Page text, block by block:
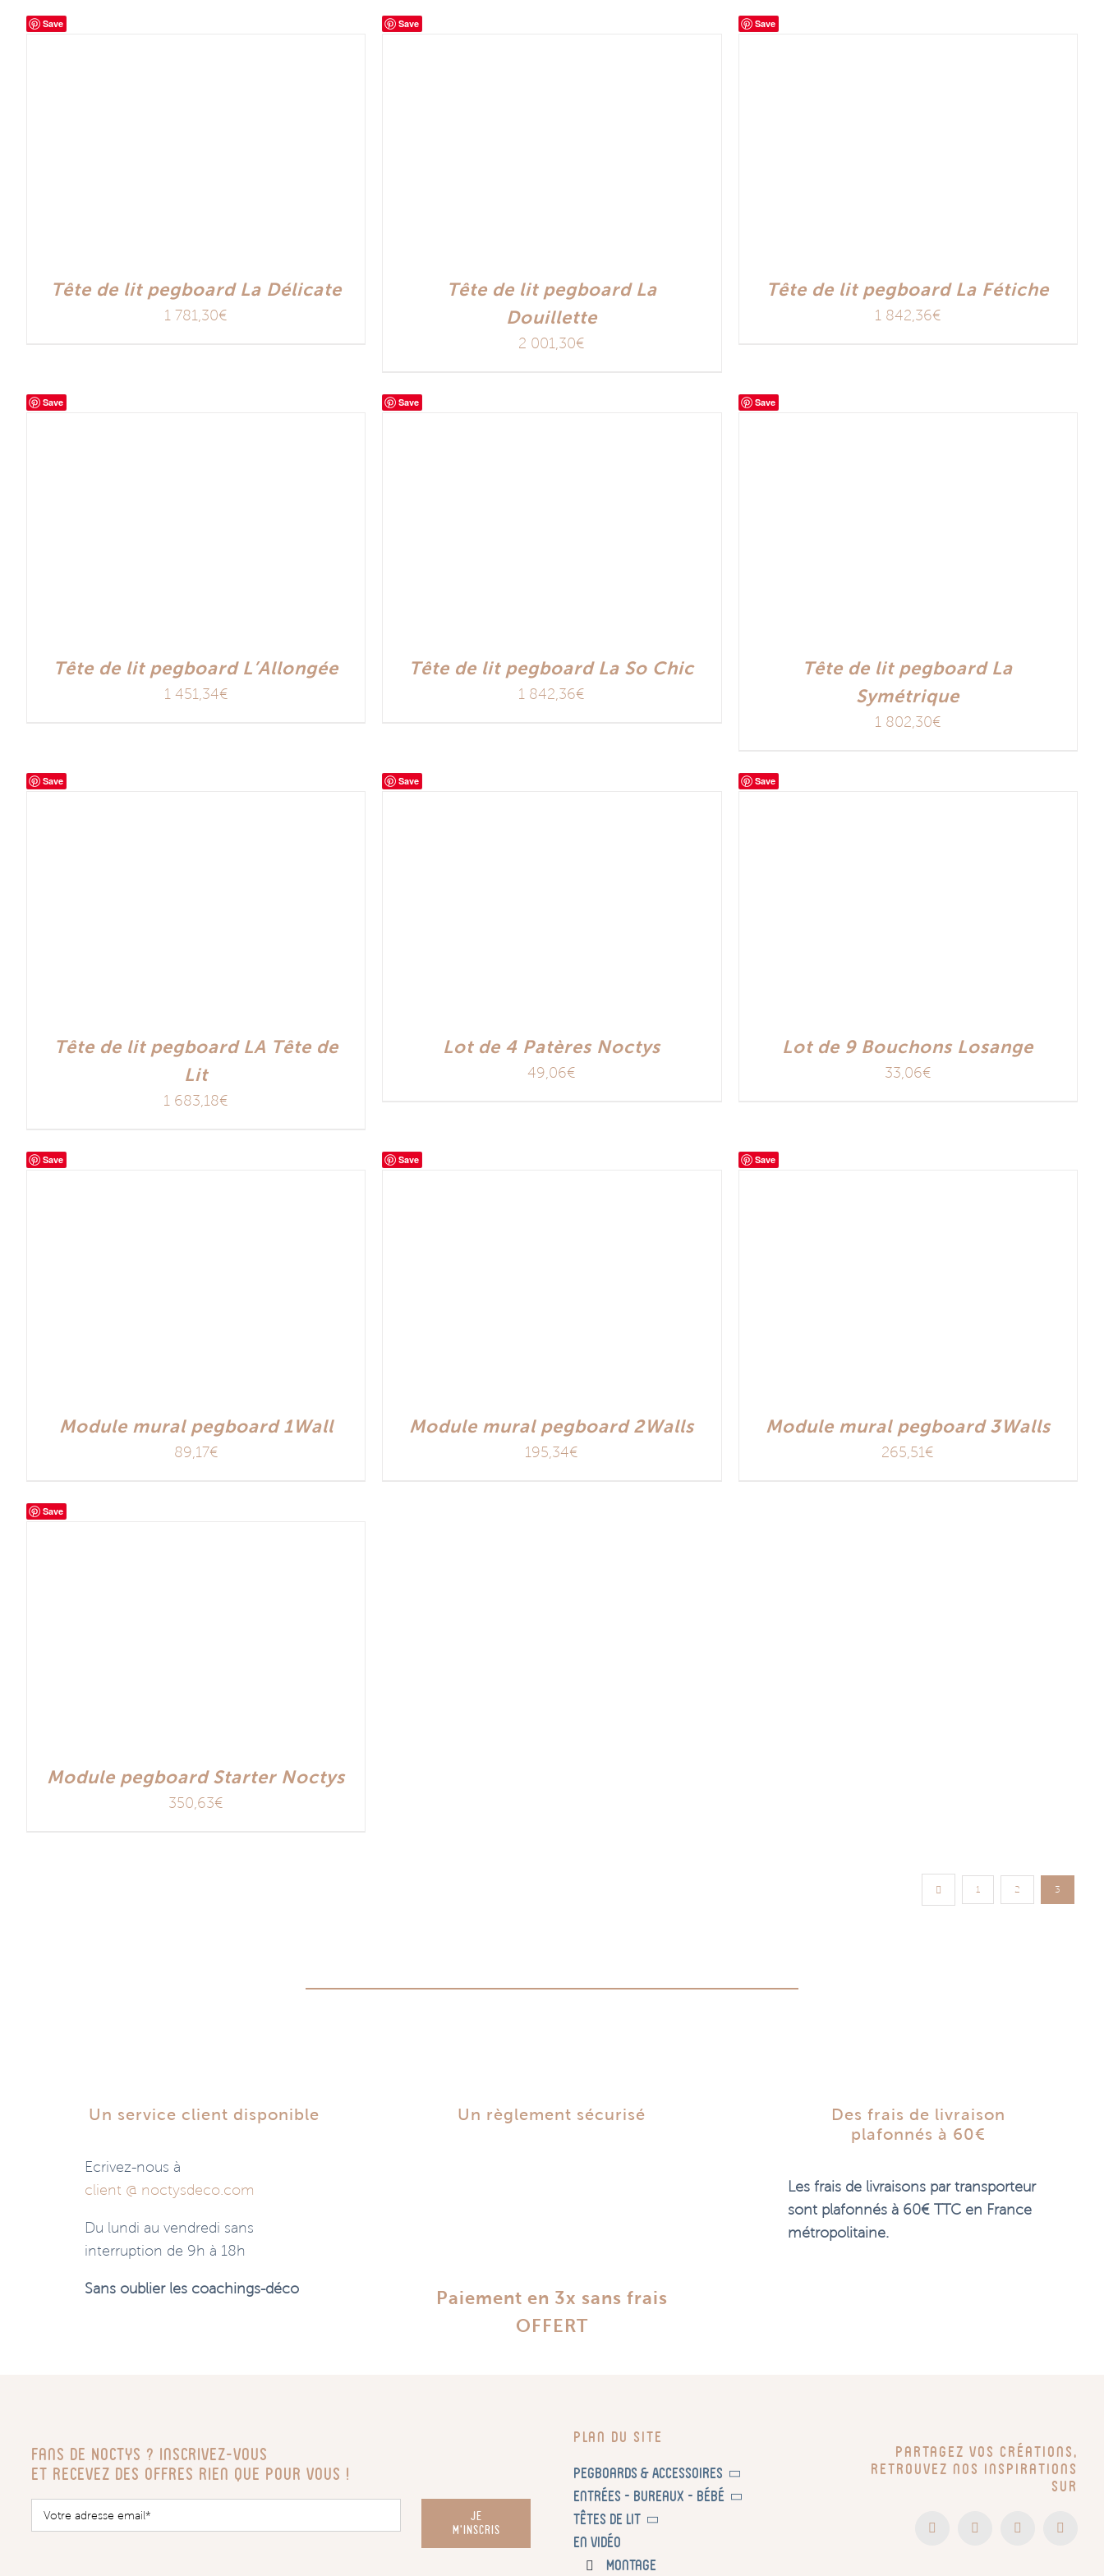
Save
Tête de lit pegboard La Délicate
1 781,30€
Save
Tête de lit pegboard La
Douillette
2 001,30€
Save
Tête de lit pegboard La Fétiche
1 842,36€
Save
Tête de lit pegboard L’Allongée
1 451,34€
Save
Tête de lit pegboard La So Chic
1 842,36€
Save
Tête de lit pegboard La
Symétrique
1 802,30€
Save
Tête de lit pegboard LA Tête de
Lit
1 683,18€
Save
Lot de 4 Patères Noctys
49,06€
Save
Lot de 9 Bouchons Losange
33,06€
Save
Module mural pegboard 1Wall
89,17€
Save
Module mural pegboard 2Walls
195,34€
Save
Module mural pegboard 3Walls
265,51 €
Save
Module pegboard Starter Noctys
350,63€
1 2 3
Un service client disponible
Ecrivez-nous à
client @ noctysdeco.com
Du lundi au vendredi sans
interruption de 9h à 18h
Sans oublier les coachings-déco
Un règlement sécurisé
Paiement en 3x sans frais
OFFERT
Des frais de livraison
plafonnés à 60€
Les frais de livraisons par transporteur
sont plafonnés à 60€ TTC en France
métropolitaine.
Fans de Noctys ? Inscrivez-vous
Et recevez des offres rien que pour vous !
JE
M'INSCRIS
Plan du site
Pegboards & Accessoires
Entrées – Bureaux – Bébé
Têtes de lit
En vidéo
Montage
Partagez vos créations,
retrouvez nos inspirations
sur